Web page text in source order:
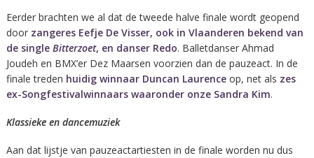
Eerder brachten we al dat de tweede halve finale wordt geopend
door zangeres Eefje De Visser, ook in Vlaanderen bekend van
de single Bitterzoet, en danser Redo. Balletdanser Ahmad
Joudeh en BMX’er Dez Maarsen voorzien dan de pauzeact. In de
finale treden huidig winnaar Duncan Laurenceop, net als zes
ex-Songfestivalwinnaars waaronder onze Sandra Kim.
Klassieke en dancemuziek
Aan dat lijstje van pauzeactartiesten in de finale worden nu dus